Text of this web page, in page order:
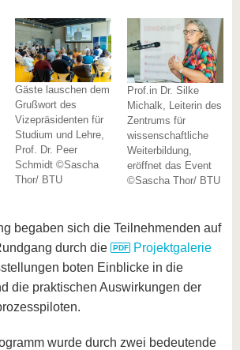
Gäste lauschen dem
Grußwort des
Vizepräsidenten für
Studium und Lehre,
Prof. Dr. Peer
Schmidt ©Sascha
Thor/ BTU
Prof.in Dr. Silke
Michalk, Leiterin des
Zentrums für
wissenschaftliche
Weiterbildung,
eröffnet das Event
©Sascha Thor/ BTU
begaben sich die Teilnehmenden auf
durch die
Projektgalerie
boten Einblicke in die
die praktischen Auswirkungen der
wurde durch zwei bedeutende